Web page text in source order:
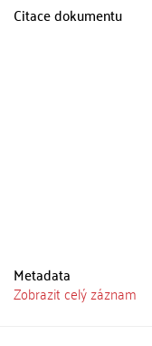
Citace dokumentu
Metadata
Zobrazit celý záznam